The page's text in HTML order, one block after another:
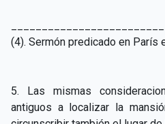
(4). Sermón predicado en París
5. Las mismas
antiguos a localizar la